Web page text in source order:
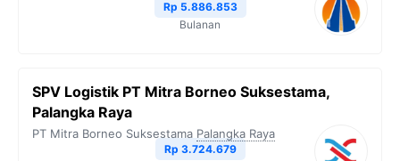
Rp 5.886.853
Bulanan
SPV Logistik PT Mitra Borneo Suksestama,
Palangka Raya
PT Mitra Borneo Suksestama Palangka Raya
Rp 3.724.679